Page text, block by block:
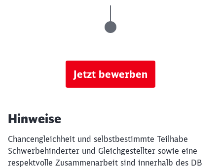
Jetzt bewerben
Hinweise
Chancengleichheit und selbstbestimmte Teilhabe
Schwerbehinderter und Gleichgestellter sowie eine
respektvolle Zusammenarbeit sind innerhalb des DB